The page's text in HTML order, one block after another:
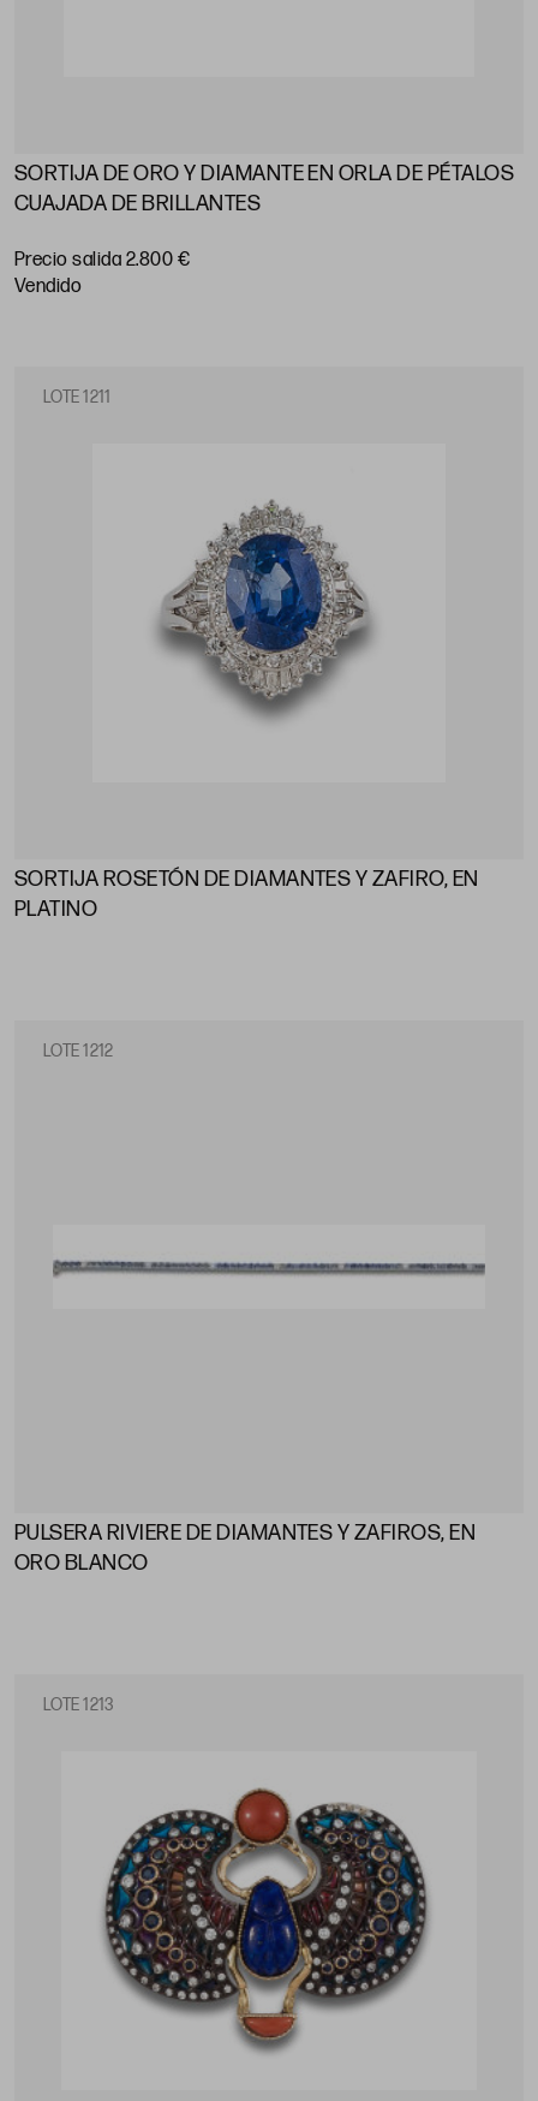
SORTIJA DE ORO Y DIAMANTE EN ORLA DE PÉTALOS
CUAJADA DE BRILLANTES
Precio salida 2.800 €
vendido
LOTE 1211
SORTIJA ROSETÓN DE DIAMANTES Y ZAFIRO, EN
PLATINO
LOTE 1212
PULSERA RIVIERE DE DIAMANTES Y ZAFIROS, EN
ORO BLANCO
LOTE 1213